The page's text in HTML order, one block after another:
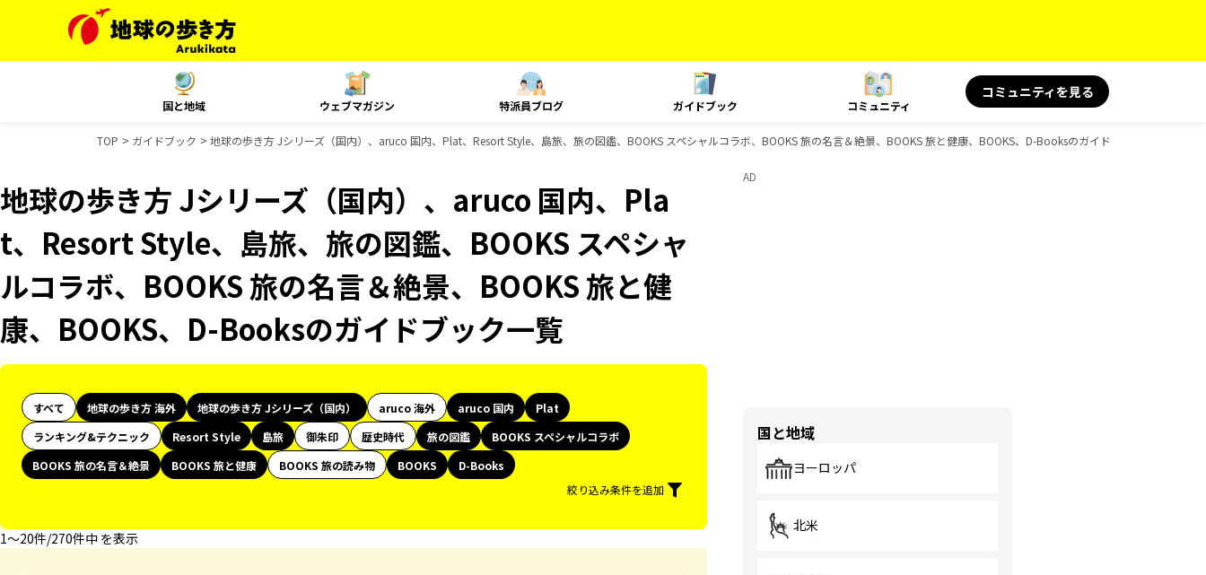
国と地域 ウェブマガジン 特派員ブログ ガイドブック コミュニティ
コミュニティを見る
TOP ガイドブック 地球の歩き方 Jシリーズ（国内）、aruco 国内、Plat、Resort Style、島旅、旅の図鑑、BOOKS スペシャルコラボ、BOOKS 旅の名言＆絶景、BOOKS 旅と健康、BOOKS、D-Booksのガイドブック一覧
地球の歩き方 Jシリーズ（国内）、aruco 国内、Pla
t、Resort Style、島旅、旅の図鑑、BOOKS スペシャ
ルコラボ、BOOKS 旅の名言＆絶景、BOOKS 旅と健
康、BOOKS、D-Booksのガイドブック一覧
すべて 地球の歩き方 海外 地球の歩き方 Jシリーズ（国内） aruco 海外 aruco 国内
Plat
ランキング&テクニック
Resort Style 島旅 御朱印 歴史時代 旅の図鑑
BOOKS スペシャルコラボ
BOOKS 旅の名言＆絶景
BOOKS 旅と健康 BOOKS 旅の読み物 BOOKS
D-Books
絞り込み条件を追加
1〜20件/270件中 を表示
AD
国と地域
ヨーロッパ
北米